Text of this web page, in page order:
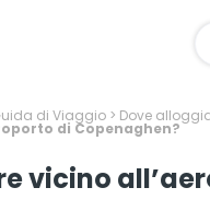
di Viaggio > Dove
di Copenaghen?
vicino